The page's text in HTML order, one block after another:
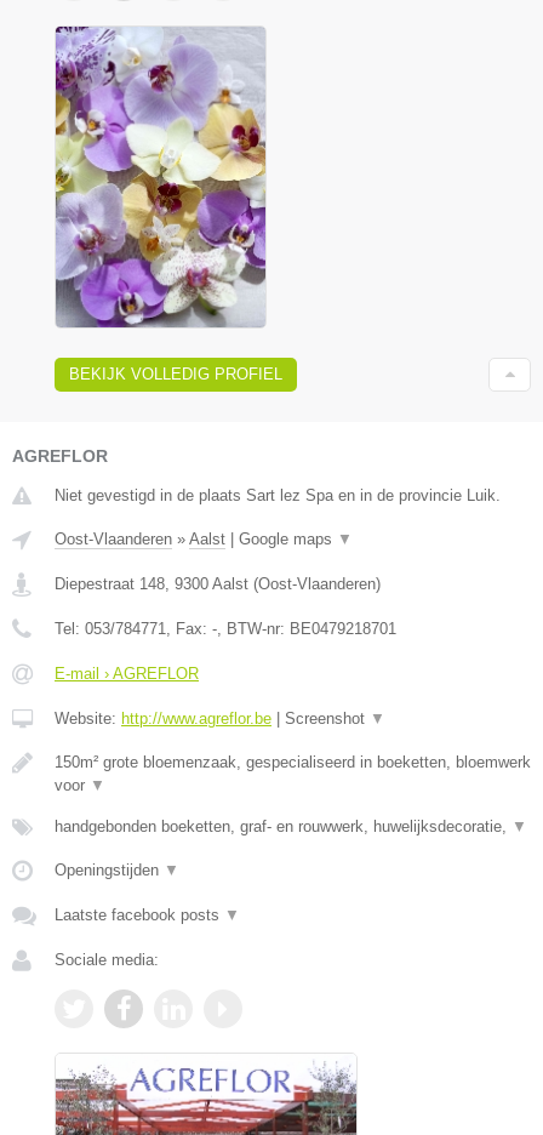
BEKIJK VOLLEDIG PROFIEL
AGREFLOR
Niet gevestigd in de plaats Sart lez Spa en in de provincie Luik.
Oost-Vlaanderen » Aalst | Google maps ▼
Diepestraat 148 9300 Aalst (Oost-Vlaanderen)
Tel: 053/784771 , Fax: - , BTW-nr: BE0479218701
E-mail › AGREFLOR
Website: http://www.agreflor.be | Screenshot ▼
150m² grote bloemenzaak, gespecialiseerd in boeketten, bloemwerk
voor ▼
handgebonden boeketten, graf- en rouwwerk, huwelijksdecoratie, ▼
Openingstijden ▼
Laatste facebook posts ▼
Sociale media: